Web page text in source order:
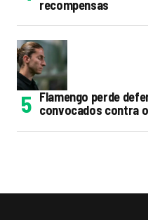
recompensas
Flamengo perde
convocados contra